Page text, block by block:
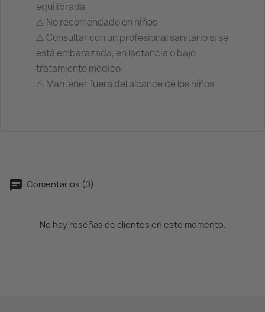
equilibrada
⚠️ No recomendado en niños
⚠️ Consultar con un profesional sanitario si se
está embarazada, en lactancia o bajo
tratamiento médico
⚠️ Mantener fuera del alcance de los niños
Comentarios (0)
No hay reseñas de clientes en este momento.